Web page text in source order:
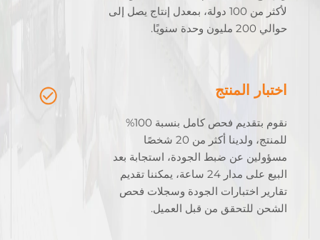
لأكثر من 100 دولة، بمعدل إنتاج يصل إلى
حوالي 200 مليون وحدة سنويًا.
اختبار المنتج
نقوم بتقديم فحص كامل بنسبة 100%
للمنتج، ولدينا أكثر من 20 شخصًا
مسؤولين عن ضبط الجودة، استجابة بعد
البيع على مدار 24 ساعة، يمكننا تقديم
تقارير اختبارات الجودة وسجلات فحص
الشحن للتحقق من قبل العميل.